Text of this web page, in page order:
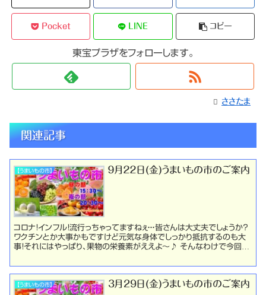
Pocket LINE コピー
東宝プラザをフォローします。
ささたま
関連記事
【うまいもの市】 ９月２２日(金)うまいもの市のご案内
コロナ！インフル！流行っちゃってますねぇ・・・皆さんは大丈夫でしょうか？
ワクチンとか大事かもですけど元気な身体でしっかり抵抗するのも大
事！それにはやっぱり、果物の栄養素がええよ～♪ そんなわけで今回も
【うまいもの市】 3月29日(金)うまいもの市のご案内